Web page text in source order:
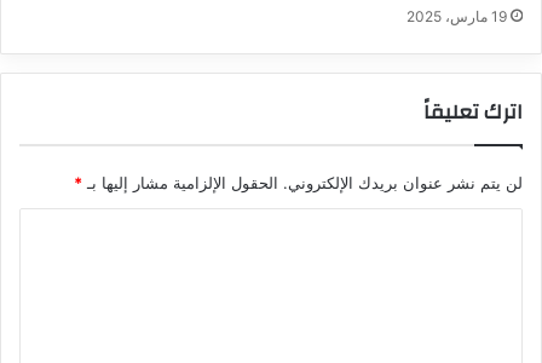
19 مارس، 2025
اترك تعليقاً
لن يتم نشر عنوان بريدك الإلكتروني. الحقول الإلزامية مشار إليها بـ *